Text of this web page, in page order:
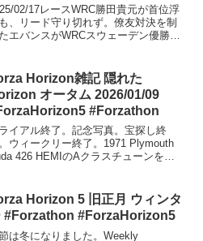
02/17レースWRC勝田貴元が首位浮
も、リード守り切れず。僚友対決を制
エバンスがWRCスウェーデン優勝
ラリー・スウェー...
Horizon雑記 隠れた
オータム 2026/01/09
#Forzathon
イアル終了。記念写真。宝探し終
ウィークリー終了。1971 Plymouth
426 HEMIのAクラスチューンを公
スタン...Horizon 5 旧正月 ウィンタ
#Forzathon #ForzaHorizon5
は冬になりました。Weekly